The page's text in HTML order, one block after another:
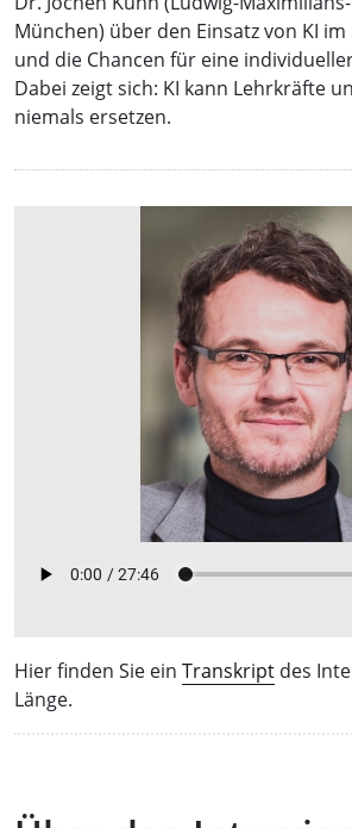
München) über den Einsatz von KI
und die Chancen für eine
Dabei zeigt sich: KI kann Lehrkräfte
niemals ersetzen.
Hier finden Sie ein Transkript des
Länge.